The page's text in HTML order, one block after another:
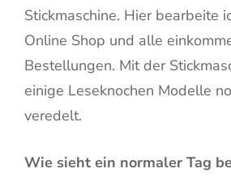
Stickmaschine. Hier bearbeite
Online Shop und alle
Bestellungen. Mit der
einige Leseknochen Modelle
veredelt.
Wie sieht ein normaler Tag